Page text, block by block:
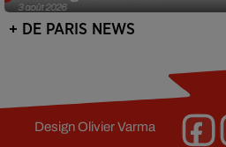
3 août 2026
+ DE PARIS NEWS
DesignOlivier Varma